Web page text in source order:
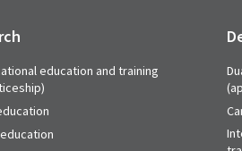
education and training